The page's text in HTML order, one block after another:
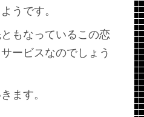
うです。
もなっているこの恋
ービスなのでしょう
ます。